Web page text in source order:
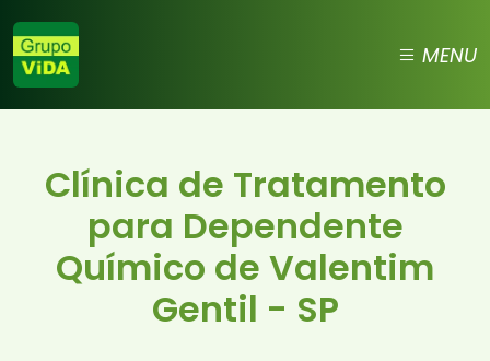
MENU
Clínica de Tratamento
para Dependente
Químico de Valentim
Gentil - SP